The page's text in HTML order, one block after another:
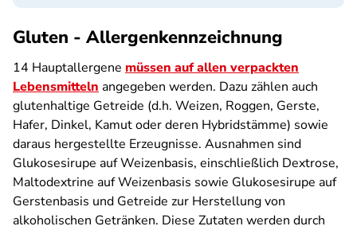
Gluten - Allergenkennzeichnung
14 Hauptallergene müssen auf allen verpackten
Lebensmitteln angegeben werden. Dazu zählen auch
glutenhaltige Getreide (d.h. Weizen, Roggen, Gerste,
Hafer, Dinkel, Kamut oder deren Hybridstämme) sowie
daraus hergestellte Erzeugnisse. Ausnahmen sind
Glukosesirupe auf Weizenbasis, einschließlich Dextrose,
Maltodextrine auf Weizenbasis sowie Glukosesirupe auf
Gerstenbasis und Getreide zur Herstellung von
alkoholischen Getränken. Diese Zutaten werden durch